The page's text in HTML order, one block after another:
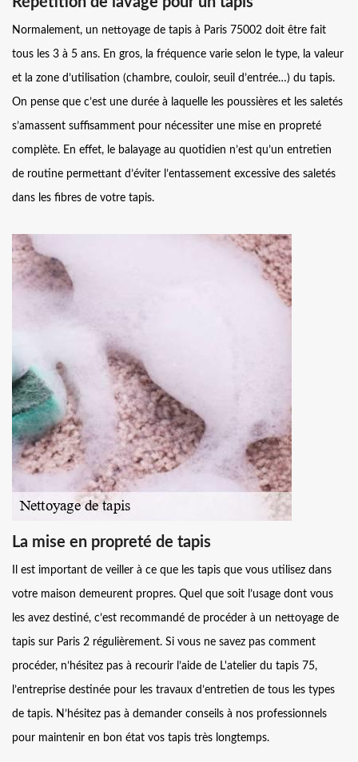
Normalement, un nettoyage de tapis à Paris 75002 doit être fait
tous les 3 à 5 ans. En gros, la fréquence varie selon le type, la valeur
et la zone d’utilisation (chambre, couloir, seuil d’entrée…) du tapis.
On pense que c’est une durée à laquelle les poussières et les saletés
s’amassent suffisamment pour nécessiter une mise en propreté
complète. En effet, le balayage au quotidien n’est qu’un entretien
de routine permettant d’éviter l’entassement excessive des saletés
dans les fibres de votre tapis.
La mise en propreté de tapis
Il est important de veiller à ce que les tapis que vous utilisez dans
votre maison demeurent propres. Quel que soit l’usage dont vous
les avez destiné, c’est recommandé de procéder à un nettoyage de
tapis sur Paris 2 régulièrement. Si vous ne savez pas comment
procéder, n’hésitez pas à recourir l’aide de L'atelier du tapis 75,
l’entreprise destinée pour les travaux d’entretien de tous les types
de tapis. N’hésitez pas à demander conseils à nos professionnels
pour maintenir en bon état vos tapis très longtemps.